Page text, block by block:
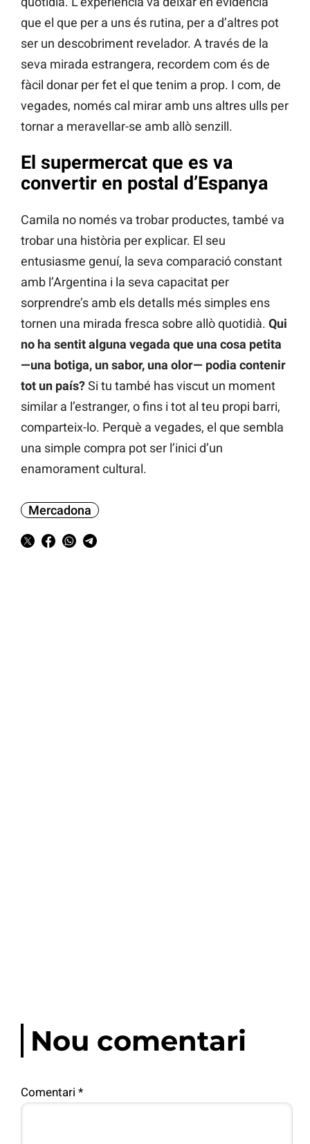
que el que per a uns és rutina, per a d’altres pot
ser un descobriment revelador. A través de la
seva mirada estrangera, recordem com és de
fàcil donar per fet el que tenim a prop. I com, de
vegades, només cal mirar amb uns altres ulls per
tornar a meravellar-se amb allò senzill.
El supermercat que es va
convertir en postal d’Espanya
Camila no només va trobar productes, també va
trobar una història per explicar. El seu
entusiasme genuí, la seva comparació constant
amb l’Argentina i la seva capacitat per
sorprendre’s amb els detalls més simples ens
tornen una mirada fresca sobre allò quotidià. Qui
no ha sentit alguna vegada que una cosa petita
—una botiga, un sabor, una olor— podia contenir
tot un país?Si tu també has viscut un moment
similar a l’estranger, o fins i tot al teu propi barri,
comparteix-lo. Perquè a vegades, el que sembla
una simple compra pot ser l’inici d’un
enamorament cultural.
Mercadona
Nou comentari
Comentari *